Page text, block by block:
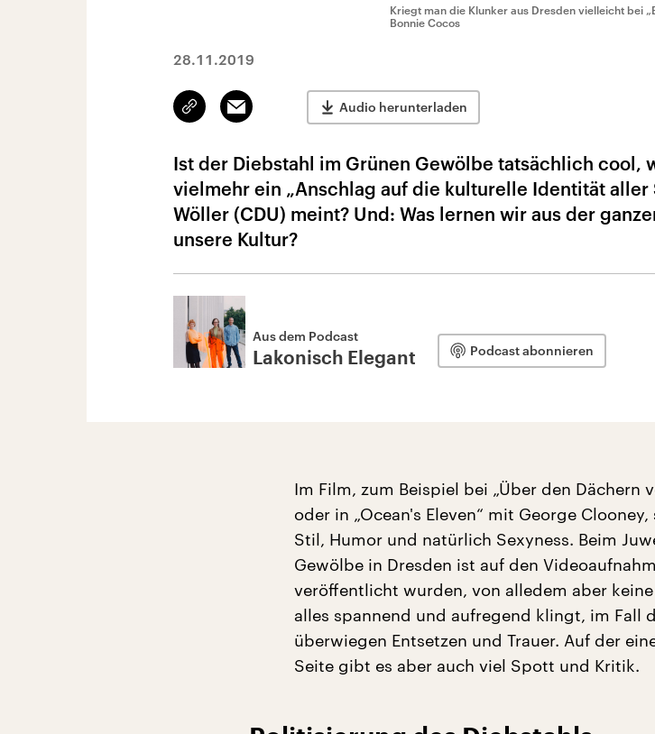
Kriegt man die Klunker aus Dresden vielleicht bei
Bonnie Cocos
28.11.2019
Link
kopieren/teilen
Email Audio herunterladen
Ist der Diebstahl im Grünen Gewölbe tatsächlich cool,
vielmehr ein „Anschlag auf die kulturelle Identität aller
Wöller (CDU) meint? Und: Was lernen wir aus der
unsere Kultur?
Aus dem Podcast
Lakonisch Elegant Podcast abonnieren
Im Film, zum Beispiel bei „Über den Dächern
oder in „Ocean's Eleven“ mit George
Stil, Humor und natürlich Sexyness. Beim
Gewölbe in Dresden ist auf den
veröffentlicht wurden, von alledem aber
alles spannend und aufregend klingt, im Fall
überwiegen Entsetzen und Trauer. Auf der
Seite gibt es aber auch viel Spott und Kritik.